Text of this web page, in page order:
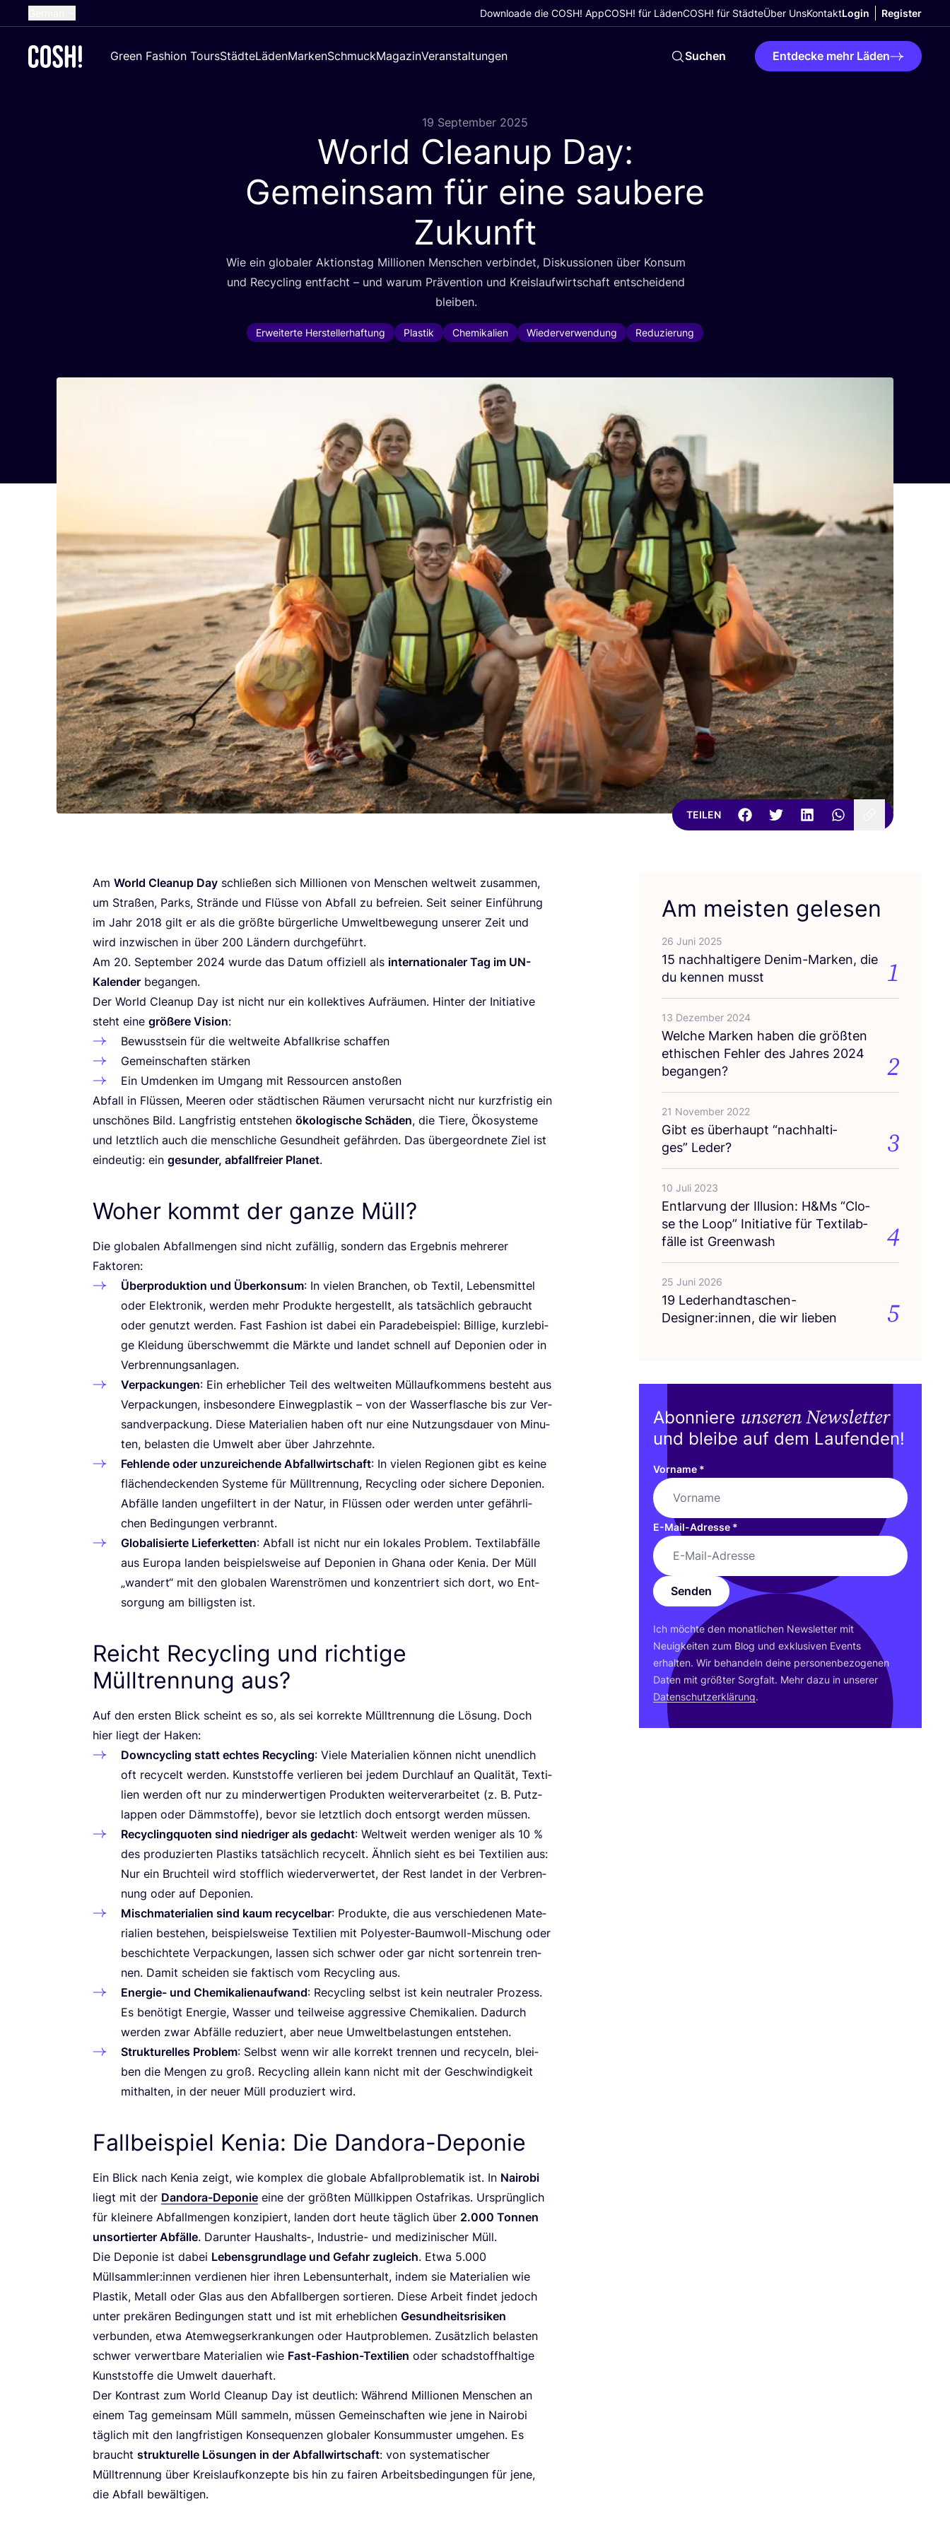
Dutch
Downloade die COSH! AppCOSH! für LädenCOSH! für StädteÜber UnsKontaktLogin Register
Green Fashion ToursStädteLädenMarkenSchmuckMagazinVeranstaltungen Suchen Entdecke mehr Läden
19 September 2025
World Cleanup Day:
Gemeinsam für eine saubere
Zukunft
Wie ein glo­ba­ler Akti­ons­tag Mil­lio­nen Men­schen ver­bin­det, Dis­kus­sio­nen über Kon­sum
und Recy­cling ent­facht – und war­um Prä­ven­ti­on und Kreis­lauf­wirt­schaft ent­schei­dend
bleiben.
Erweiterte Herstellerhaftung Plastik Chemikalien Wiederverwendung Reduzierung
TEILEN
Am World Cle­a­nup Day schlie­ßen sich Mil­lio­nen von Men­schen welt­weit zusam­men,
um Stra­ßen, Parks, Strän­de und Flüs­se von Abfall zu befrei­en. Seit sei­ner Ein­füh­rung
im Jahr 2018 gilt er als die größ­te bür­ger­li­che Umwelt­be­we­gung unse­rer Zeit und
wird inzwi­schen in über 200 Län­dern durch­ge­führt.
Am 20. Sep­tem­ber 2024 wur­de das Datum offi­zi­ell als inter­na­tio­na­ler Tag im UN-
Kalen­der begangen.
Der World Cle­a­nup Day ist nicht nur ein kol­lek­ti­ves Auf­räu­men. Hin­ter der Initia­ti­ve
steht eine grö­ße­re Visi­on:
Bewusst­sein für die welt­wei­te Abfall­kri­se schaffen
Gemein­schaf­ten stärken
Ein Umden­ken im Umgang mit Res­sour­cen anstoßen
Abfall in Flüs­sen, Mee­ren oder städ­ti­schen Räu­men ver­ur­sacht nicht nur kurz­fris­tig ein
unschö­nes Bild. Lang­fris­tig ent­ste­hen öko­lo­gi­sche Schä­den, die Tie­re, Öko­sys­te­me
und letzt­lich auch die mensch­li­che Gesund­heit gefähr­den. Das über­ge­ord­ne­te Ziel ist
ein­deu­tig: ein gesun­der, abfall­frei­er Pla­net.
Woher kommt der ganze Müll?
Die glo­ba­len Abfall­men­gen sind nicht zufäl­lig, son­dern das Ergeb­nis meh­re­rer
Faktoren:
Über­pro­duk­ti­on und Über­kon­sum: In vie­len Bran­chen, ob Tex­til, Lebens­mit­tel
oder Elek­tro­nik, wer­den mehr Pro­duk­te her­ge­stellt, als tat­säch­lich gebraucht
oder genutzt wer­den. Fast Fashion ist dabei ein Para­de­bei­spiel: Bil­li­ge, kurz­le­bi­
ge Klei­dung über­schwemmt die Märk­te und lan­det schnell auf Depo­nien oder in
Verbrennungsanlagen.
Ver­pa­ckun­gen: Ein erheb­li­cher Teil des welt­wei­ten Müll­auf­kom­mens besteht aus
Ver­pa­ckun­gen, ins­be­son­de­re Ein­weg­plas­tik – von der Was­ser­fla­sche bis zur Ver­
sand­ver­pa­ckung. Die­se Mate­ria­li­en haben oft nur eine Nut­zungs­dau­er von Minu­
ten, belas­ten die Umwelt aber über Jahrzehnte.
Feh­len­de oder unzu­rei­chen­de Abfall­wirt­schaft: In vie­len Regio­nen gibt es kei­ne
flä­chen­de­cken­den Sys­te­me für Müll­tren­nung, Recy­cling oder siche­re Depo­nien.
Abfäl­le lan­den unge­fil­tert in der Natur, in Flüs­sen oder wer­den unter gefähr­li­
chen Bedin­gun­gen verbrannt.
Glo­ba­li­sier­te Lie­fer­ket­ten: Abfall ist nicht nur ein loka­les Pro­blem. Tex­til­ab­fäl­le
aus Euro­pa lan­den bei­spiels­wei­se auf Depo­nien in Gha­na oder Kenia. Der Müll
„wan­dert“ mit den glo­ba­len Waren­strö­men und kon­zen­triert sich dort, wo Ent­
sor­gung am bil­ligs­ten ist.
Reicht Recycling und richtige
Mülltrennung aus?
Auf den ers­ten Blick scheint es so, als sei kor­rek­te Müll­tren­nung die Lösung. Doch
hier liegt der Haken:
Down­cy­cling statt ech­tes Recy­cling: Vie­le Mate­ria­li­en kön­nen nicht unend­lich
oft recy­celt wer­den. Kunst­stof­fe ver­lie­ren bei jedem Durch­lauf an Qua­li­tät, Tex­ti­
li­en wer­den oft nur zu min­der­wer­ti­gen Pro­duk­ten wei­ter­ver­ar­bei­tet (z. B. Putz­
lap­pen oder Dämm­stof­fe), bevor sie letzt­lich doch ent­sorgt wer­den müssen.
Recy­cling­quo­ten sind nied­ri­ger als gedacht: Welt­weit wer­den weni­ger als 10 %
des pro­du­zier­ten Plas­tiks tat­säch­lich recy­celt. Ähn­lich sieht es bei Tex­ti­li­en aus:
Nur ein Bruch­teil wird stoff­lich wie­der­ver­wer­tet, der Rest lan­det in der Ver­bren­
nung oder auf Deponien.
Misch­ma­te­ria­li­en sind kaum recy­cel­bar: Pro­duk­te, die aus ver­schie­de­nen Mate­
ria­li­en bestehen, bei­spiels­wei­se Tex­ti­li­en mit Poly­es­ter-Baum­woll-Mischung oder
beschich­te­te Ver­pa­ckun­gen, las­sen sich schwer oder gar nicht sor­ten­rein tren­
nen. Damit schei­den sie fak­tisch vom Recy­cling aus.
Ener­gie- und Che­mi­ka­li­en­auf­wand: Recy­cling selbst ist kein neu­tra­ler Pro­zess.
Es benö­tigt Ener­gie, Was­ser und teil­wei­se aggres­si­ve Che­mi­ka­li­en. Dadurch
wer­den zwar Abfäl­le redu­ziert, aber neue Umwelt­be­las­tun­gen entstehen.
Struk­tu­rel­les Pro­blem: Selbst wenn wir alle kor­rekt tren­nen und recy­celn, blei­
ben die Men­gen zu groß. Recy­cling allein kann nicht mit der Geschwin­dig­keit
mit­hal­ten, in der neu­er Müll pro­du­ziert wird.
Fallbeispiel Kenia: Die Dandora-Deponie
Ein Blick nach Kenia zeigt, wie kom­plex die glo­ba­le Abfall­pro­ble­ma­tik ist. In Nai­ro­bi
liegt mit der Dan­do­ra-Depo­nie eine der größ­ten Müll­kip­pen Ost­afri­kas. Ursprüng­lich
für klei­ne­re Abfall­men­gen kon­zi­piert, lan­den dort heu­te täg­lich über 2.000 Ton­nen
unsor­tier­ter Abfäl­le. Dar­un­ter Haushalts‑, Indus­trie- und medi­zi­ni­scher Müll.
Die Depo­nie ist dabei Lebens­grund­la­ge und Gefahr zugleich. Etwa 5.000
Müllsammler:innen ver­die­nen hier ihren Lebens­un­ter­halt, indem sie Mate­ria­li­en wie
Plas­tik, Metall oder Glas aus den Abfall­ber­gen sor­tie­ren. Die­se Arbeit fin­det jedoch
unter pre­kä­ren Bedin­gun­gen statt und ist mit erheb­li­chen Gesund­heits­ri­si­ken
ver­bun­den, etwa Atem­wegs­er­kran­kun­gen oder Haut­pro­ble­men. Zusätz­lich belas­ten
schwer ver­wert­ba­re Mate­ria­li­en wie Fast-Fashion-Tex­ti­li­en oder schad­stoff­hal­ti­ge
Kunst­stof­fe die Umwelt dauerhaft.
Der Kon­trast zum World Cle­a­nup Day ist deut­lich: Wäh­rend Mil­lio­nen Men­schen an
einem Tag gemein­sam Müll sam­meln, müs­sen Gemein­schaf­ten wie jene in Nai­ro­bi
täg­lich mit den lang­fris­ti­gen Kon­se­quen­zen glo­ba­ler Kon­sum­mus­ter umge­hen. Es
braucht struk­tu­rel­le Lösun­gen in der Abfall­wirt­schaft: von sys­te­ma­ti­scher
Müll­tren­nung über Kreis­lauf­kon­zep­te bis hin zu fai­ren Arbeits­be­din­gun­gen für jene,
die Abfall bewältigen.
Am meisten gelesen
26 Juni 2025
15 nach­hal­ti­ge­re Den­im-Mar­ken, die
du ken­nen musst
1
13 Dezember 2024
Wel­che Mar­ken haben die größ­ten
ethi­schen Feh­ler des Jah­res 2024
begangen?
2
21 November 2022
Gibt es über­haupt “nach­hal­ti­
ges” Leder?
3
10 Juli 2023
Ent­lar­vung der Illu­si­on: H&Ms “Clo­
se the Loop” Initia­ti­ve für Tex­til­ab­
fäl­le ist Greenwash
4
25 Juni 2026
19 Lederhandtaschen-
Designer:innen, die wir lieben
5
Abonniere unseren Newsletter
und bleibe auf dem Laufenden!
Vorname *
E-Mail-Adresse *
Senden
Ich möch­te den monat­li­chen News­let­ter mit
Neu­ig­kei­ten zum Blog und exklu­si­ven Events
erhal­ten. Wir behan­deln dei­ne per­so­nen­be­zo­ge­nen
Daten mit größ­ter Sorg­falt. Mehr dazu in unse­rer
Daten­schutz­er­klä­rung.